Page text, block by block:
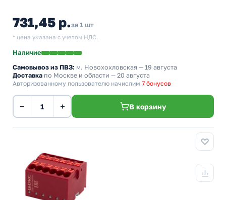
731,45 р.за 1 шт
* цена указана с учетом НДС.
Наличие
Самовывоз из ПВЗ: м. Новохохловская — 19 августа
Доставка по Москве и области — 20 августа
Авторизованному пользователю начислим 7 бонусов
− + В корзину